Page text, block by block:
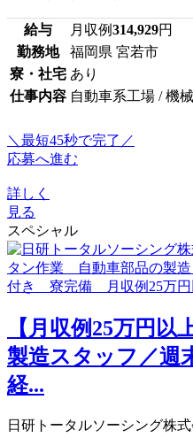
給与 月収例314,929円
勤務地
福岡県 宮若市
寮・社宅 あり
仕事内容 自動車系工場 / 機
＼最短45秒で完了／
応募へ進む
詳しく
見る
スペシャル
【月収例25万円
製造スタッフ／週
経...
日研トータルソーシング株